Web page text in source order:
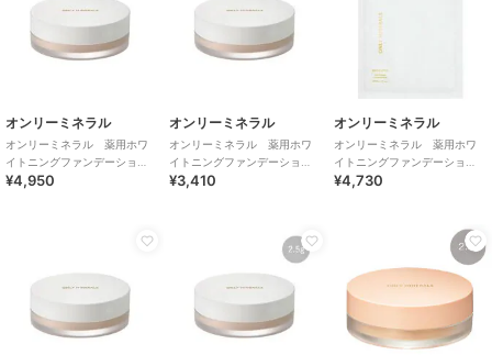
オンリーミネラル
オンリーミネラル 薬用ホワ
イトニングファンデーショ
ン 5g ライトオークル
¥4,950
オンリーミネラル
オンリーミネラル 薬用ホワ
イトニングファンデーショ
ン 2.5g ライトオークル
¥3,410
オンリーミネラル
オンリーミネラル 薬用ホワ
イトニングファンデーショ
ン 5g ライトオークル<詰替
¥4,730